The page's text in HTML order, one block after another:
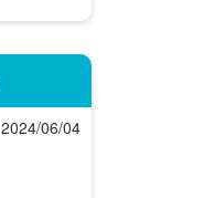
2024/06/04